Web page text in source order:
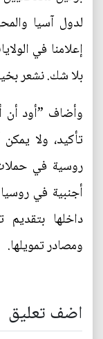
لدول آسيا
إعلامنا في
بلا شك. نشعر
وأضاف ”أود أن
تأكيد، ولا
روسية في
أجنبية في
داخلها بتقديم
ومصادر تمويلها.
اضف تعليق